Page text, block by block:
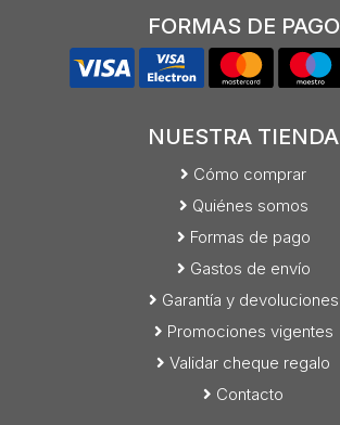
FORMAS DE PAGO
NUESTRA TIENDA
Cómo comprar
Quiénes somos
Formas de pago
Gastos de envío
Garantía y devoluciones
Promociones vigentes
Validar cheque regalo
Contacto